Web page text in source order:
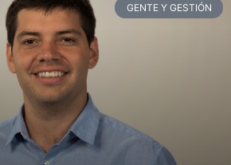
GENTE Y GESTIÓN